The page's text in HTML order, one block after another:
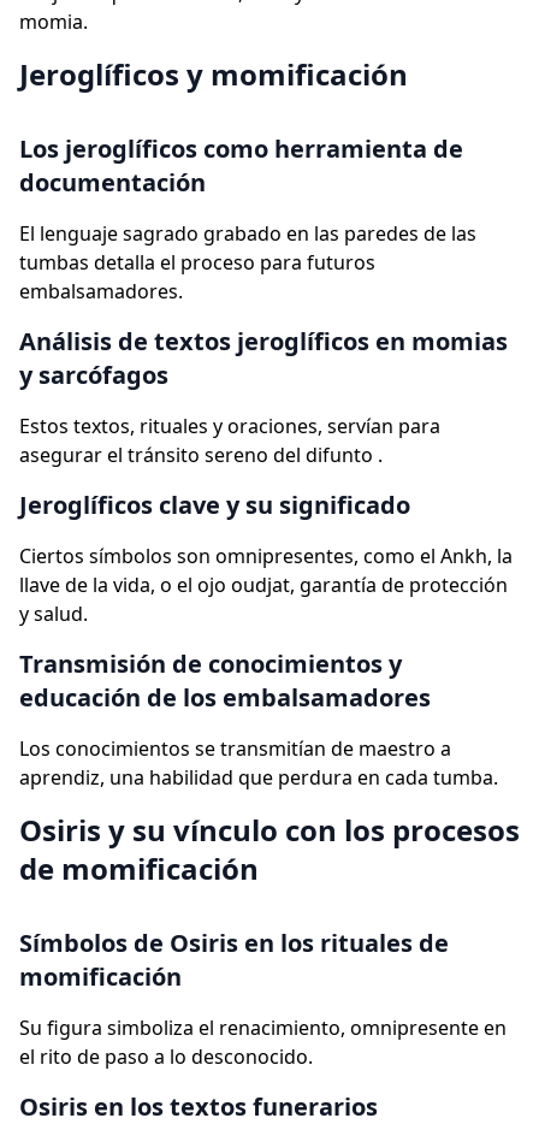
momia.
Jeroglíficos y momificación
Los jeroglíficos como herramienta de
documentación
El lenguaje sagrado grabado en las paredes de las
tumbas detalla el proceso para futuros
embalsamadores.
Análisis de textos jeroglíficos en momias
y sarcófagos
Estos textos, rituales y oraciones, servían para
asegurar el tránsito sereno del difunto .
Jeroglíficos clave y su significado
Ciertos símbolos son omnipresentes, como el Ankh, la
llave de la vida, o el ojo oudjat, garantía de protección
y salud.
Transmisión de conocimientos y
educación de los embalsamadores
Los conocimientos se transmitían de maestro a
aprendiz, una habilidad que perdura en cada tumba.
Osiris y su vínculo con los procesos
de momificación
Símbolos de Osiris en los rituales de
momificación
Su figura simboliza el renacimiento, omnipresente en
el rito de paso a lo desconocido.
Osiris en los textos funerarios